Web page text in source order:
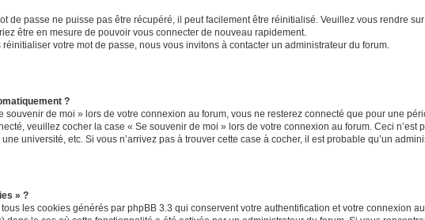
de passe ne puisse pas être récupéré, il peut facilement être réinitialisé. Veuillez vous rendre
être en mesure de pouvoir vous connecter de nouveau rapidement.
votre mot de passe, nous vous invitons à contacter un administrateur du forum.
?
souvenir de moi » lors de votre connexion au forum, vous ne resterez connecté que pour une
veuillez cocher la case « Se souvenir de moi » lors de votre connexion au forum. Ceci
université, etc. Si vous n’arrivez pas à trouver cette case à cocher, il est probable qu’un
» ?
les cookies générés par phpBB 3.3 qui conservent votre authentification et votre connexion